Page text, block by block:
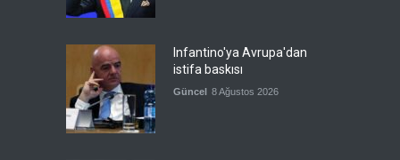
Infantino'ya Avrupa'dan
istifa baskısı
Güncel 8 Ağustos 2026